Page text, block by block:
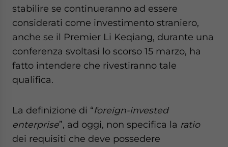
stabilire se continueranno ad essere
considerati come investimento straniero,
anche se il Premier Li Keqiang, durante una
conferenza svoltasi lo scorso 15 marzo, ha
fatto intendere che rivestiranno tale
qualifica.
La definizione di “foreign-invested
enterprise”, ad oggi, non specifica la ratio
dei requisiti che deve possedere